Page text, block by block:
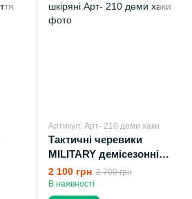
Артикул: Арт- 210 деми хаки
Тактичні черевики
MILITARY демісезонні
шкіряні
2 100 грн 2 700 грн
В наявності